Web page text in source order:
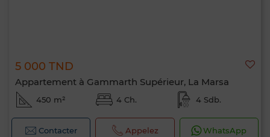
5 000 TND
Appartement à Gammarth Supérieur, La Marsa
450 m² 4 Ch. 4 Sdb.
Contacter Appelez WhatsApp